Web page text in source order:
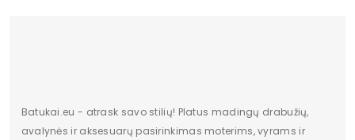
Batukai.eu - atrask savo stilių! Platus madingų drabužių,
avalynės ir aksesuarų pasirinkimas moterims, vyrams ir